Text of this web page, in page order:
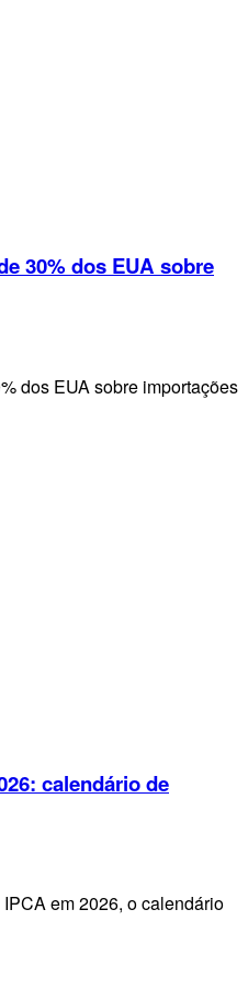
30% dos EUA sobre
dos EUA sobre importações
calendário de
em 2026, o calendário